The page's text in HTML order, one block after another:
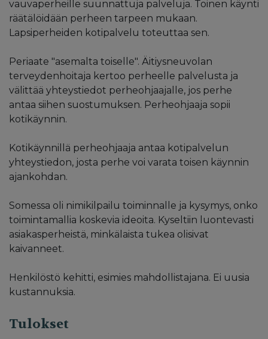
vauvaperheille suunnattuja palveluja. Toinen käynti
räätälöidään perheen tarpeen mukaan.
Lapsiperheiden kotipalvelu toteuttaa sen.
Periaate "asemalta toiselle". Äitiysneuvolan
terveydenhoitaja kertoo perheelle palvelusta ja
välittää yhteystiedot perheohjaajalle, jos perhe
antaa siihen suostumuksen. Perheohjaaja sopii
kotikäynnin.
Kotikäynnillä perheohjaaja antaa kotipalvelun
yhteystiedon, josta perhe voi varata toisen käynnin
ajankohdan.
Somessa oli nimikilpailu toiminnalle ja kysymys, onko
toimintamallia koskevia ideoita. Kyseltiin luontevasti
asiakasperheistä, minkälaista tukea olisivat
kaivanneet.
Henkilöstö kehitti, esimies mahdollistajana. Ei uusia
kustannuksia.
Tulokset